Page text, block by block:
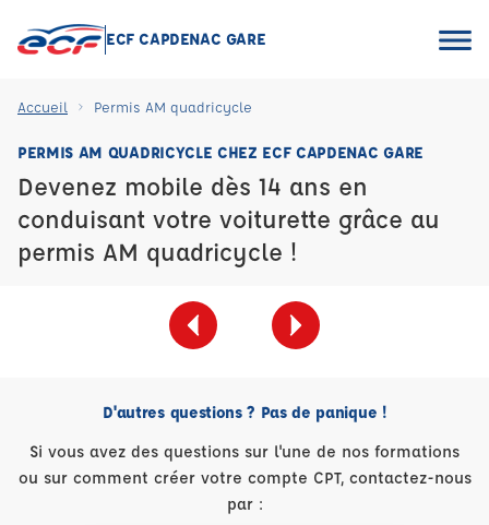
ECF CAPDENAC GARE
Accueil Permis AM quadricycle
PERMIS AM QUADRICYCLE CHEZ ECF CAPDENAC GARE
Devenez mobile dès 14 ans en
conduisant votre voiturette grâce au
permis AM quadricycle !
D'autres questions ? Pas de panique !
Si vous avez des questions sur l'une de nos formations
ou sur comment créer votre compte CPT, contactez-nous
par :